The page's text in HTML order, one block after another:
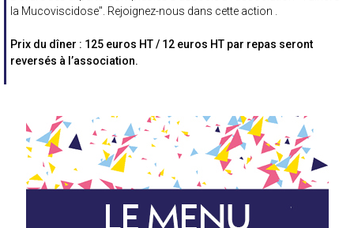
la Mucoviscidose". Rejoignez-nous dans cette action .
Prix du dîner : 125 euros HT / 12 euros HT par repas seront
reversés à l’association.